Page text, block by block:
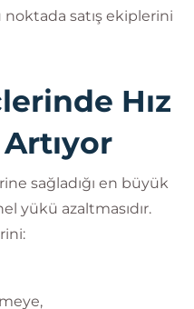
satış ekiplerini
Hız
sağladığı en büyük
yükü azaltmasıdır.